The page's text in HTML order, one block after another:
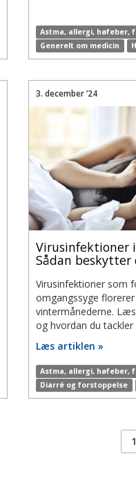
Astma, allergi, høfeber,
Generelt om medicin
3. december ’24
Virusinfektioner
Sådan beskytter
Virusinfektioner som
omgangssyge
vintermånederne.
og hvordan du tackler
Læs artiklen »
Astma, allergi, høfeber,
Diarré og forstoppelse
Side
1